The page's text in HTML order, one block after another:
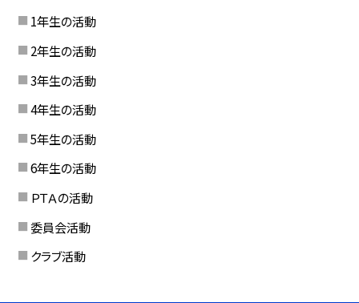
1年生の活動
2年生の活動
3年生の活動
4年生の活動
5年生の活動
6年生の活動
ＰＴＡの活動
委員会活動
クラブ活動